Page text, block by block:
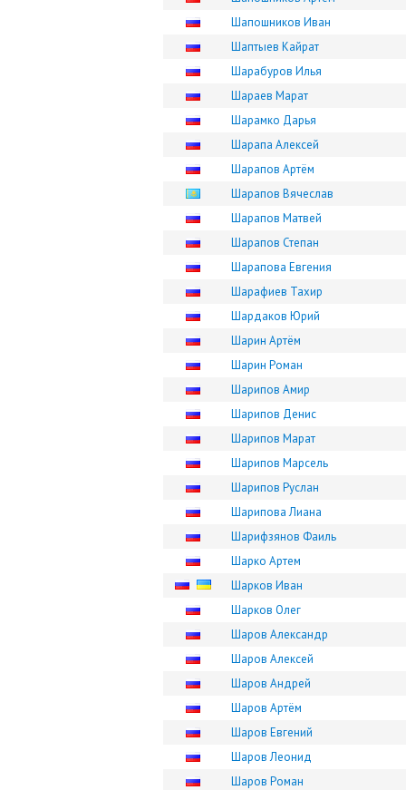
Шапошников Иван
Шаптыев Кайрат
Шарабуров Илья
Шараев Марат
Шарамко Дарья
Шарапа Алексей
Шарапов Артём
Шарапов Вячеслав
Шарапов Матвей
Шарапов Степан
Шарапова Евгения
Шарафиев Тахир
Шардаков Юрий
Шарин Артём
Шарин Роман
Шарипов Амир
Шарипов Денис
Шарипов Марат
Шарипов Марсель
Шарипов Руслан
Шарипова Лиана
Шарифзянов Фаиль
Шарко Артем
Шарков Иван
Шарков Олег
Шаров Александр
Шаров Алексей
Шаров Андрей
Шаров Артём
Шаров Евгений
Шаров Леонид
Шаров Роман